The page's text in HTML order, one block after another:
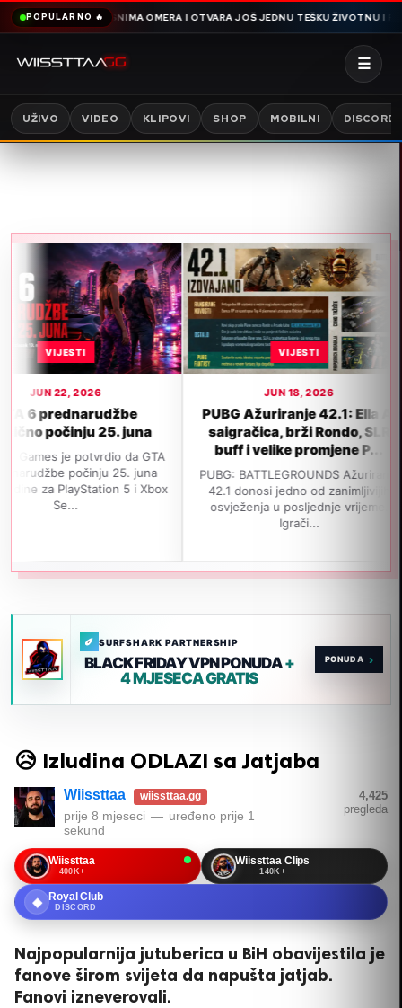
POPULARNO 🔥
HAMDIJA SNIMA OMERA I OTVARA JOŠ JEDNU TEŠKU ŽIVOTNU I
☰
UŽIVO VIDEO KLIPOVI SHOP MOBILNI DISCORD
2026
25. juna
je potvrdio da GTA
počinju 25. juna
5 i Xbox
VIJESTI
JUN 18, 2026
PUBG Ažuriranje 42.1: Ella AI
saigračica, brži Rondo, SLR
buff i velike promjene P...
PUBG: BATTLEGROUNDS Ažuriranje
42.1 donosi jedno od zanimljivijih
osvježenja u posljednje vrijeme.
SURFSHARK PARTNERSHIP
BLACK FRIDAY VPN PONUDA+
4 MJESECA GRATIS
›
😥 Izludina ODLAZI sa Jatjaba
Wiissttaa wiissttaa.gg
prije 8 mjeseci — uređeno prije 1
sekund
4,425
pregleda
Wiissttaa
400K+
Wiissttaa Clips
140K+
◆ Royal Club
DISCORD
Najpopularnija jutuberica u BiH obavijestila je
fanove širom svijeta da napušta jatjab.
Fanovi izneverovali.